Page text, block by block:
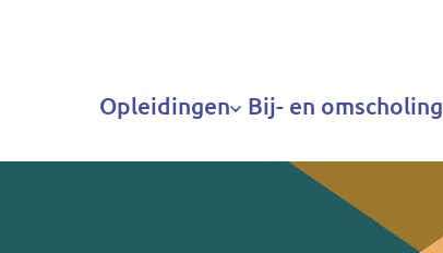
Hoofdnavigatie
Opleidingen Bij- en omscholing